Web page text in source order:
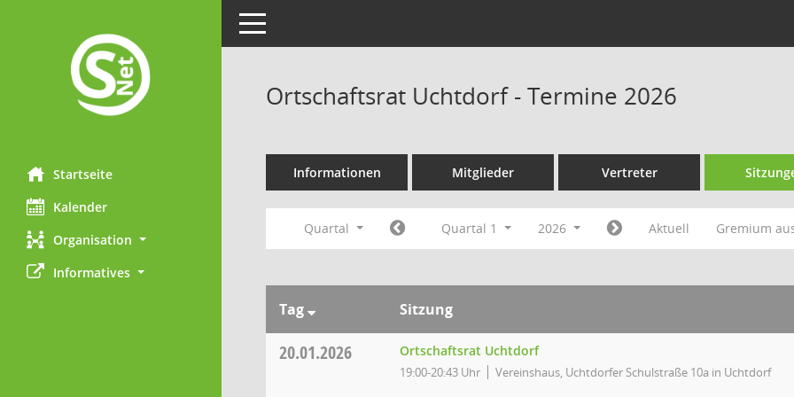
Startseite
Kalender
Organisation
Informatives
Toggle navigation
Ortschaftsrat Uchtdorf - Termine 2026
Informationen Mitglieder Vertreter
Quartal Quartal 1 2026 Aktuell Gremium
Tag Sitzung
20.01.2026 Ortschaftsrat Uchtdorf
19:00-20:43 Uhr Vereinshaus, Uchtdorfer Schulstraße 10a in Uchtdorf